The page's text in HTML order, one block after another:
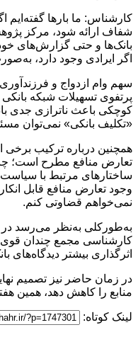
کارشناس: ما بارها گفته‌ایم
شفاف ارائه شود، مرکز
بانک‌ها و حتی گزارش‌های
اگر ایرادی وجود دارد،
سهم وام ازدواج و
پرتفوی تسهیلات شبکه
کوچکی باعث ناترازی جدی
«تکلیف بانکی» نمی‌توان
همچنین درباره ترکیب
تعارض منافع مطرح است؛
ساختارهای مرتبط با
وجود تعارض منافع قابل
نمی‌خواهم قضاوتی کنم.
به‌طورکلی به‌نظر می‌رسد در
کارشناسی مجمع چندان
اثرگذاری بیشتر
در زمان حاضر نیز تصمیم
منابع را کاهش دهد، همین
لینک کوتاه: